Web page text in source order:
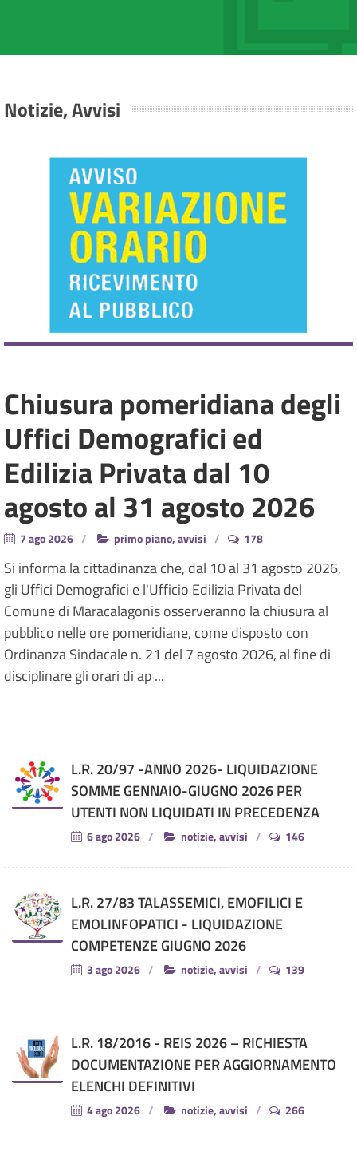
Notizie, Avvisi
Chiusura pomeridiana degli
Uffici Demografici ed
Edilizia Privata dal 10
agosto al 31 agosto 2026
7 ago 2026 primo piano, avvisi 178
Si informa la cittadinanza che, dal 10 al 31 agosto 2026,
gli Uffici Demografici e l'Ufficio Edilizia Privata del
Comune di Maracalagonis osserveranno la chiusura al
pubblico nelle ore pomeridiane, come disposto con
Ordinanza Sindacale n. 21 del 7 agosto 2026, al fine di
disciplinare gli orari di ap ...
L.R. 20/97 -ANNO 2026- LIQUIDAZIONE
SOMME GENNAIO-GIUGNO 2026 PER
UTENTI NON LIQUIDATI IN PRECEDENZA
6 ago 2026 notizie, avvisi 146
L.R. 27/83 TALASSEMICI, EMOFILICI E
EMOLINFOPATICI - LIQUIDAZIONE
COMPETENZE GIUGNO 2026
3 ago 2026 notizie, avvisi 139
L.R. 18/2016 - REIS 2026 – RICHIESTA
DOCUMENTAZIONE PER AGGIORNAMENTO
ELENCHI DEFINITIVI
4 ago 2026 notizie, avvisi 266